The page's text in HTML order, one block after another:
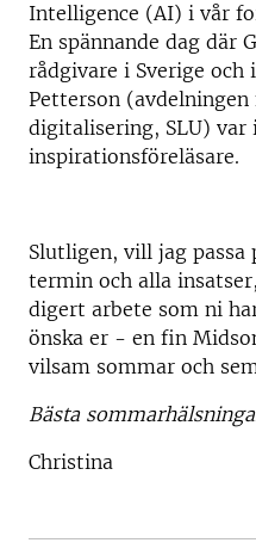
Intelligence (AI) i vår
En spännande dag där
rådgivare i Sverige
Petterson
digitalisering, SLU) var
inspirationsföreläsare.
Slutligen, vill jag passa
termin och alla
digert arbete som ni
önska er - en fin
vilsam sommar och
Bästa
Christina